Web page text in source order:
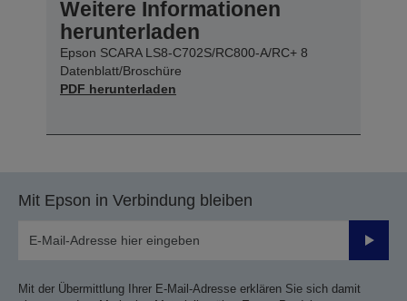
Weitere Informationen
herunterladen
Epson SCARA LS8-C702S/RC800-A/RC+ 8
Datenblatt/Broschüre
PDF herunterladen
Mit Epson in Verbindung bleiben
Mit der Übermittlung Ihrer E-Mail-Adresse erklären Sie sich damit